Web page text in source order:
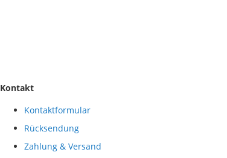
Kontakt
Kontaktformular
Rücksendung
Zahlung & Versand